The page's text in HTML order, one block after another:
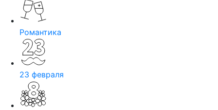
Романтика
23 февраля